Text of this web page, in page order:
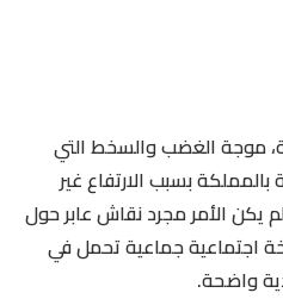
موجة الغضب والسخط التي
بسبب الارتفاع غير
يكن الأمر مجرد نقاش عابر حول
اجتماعية جماعية تحمل في
واضحة.